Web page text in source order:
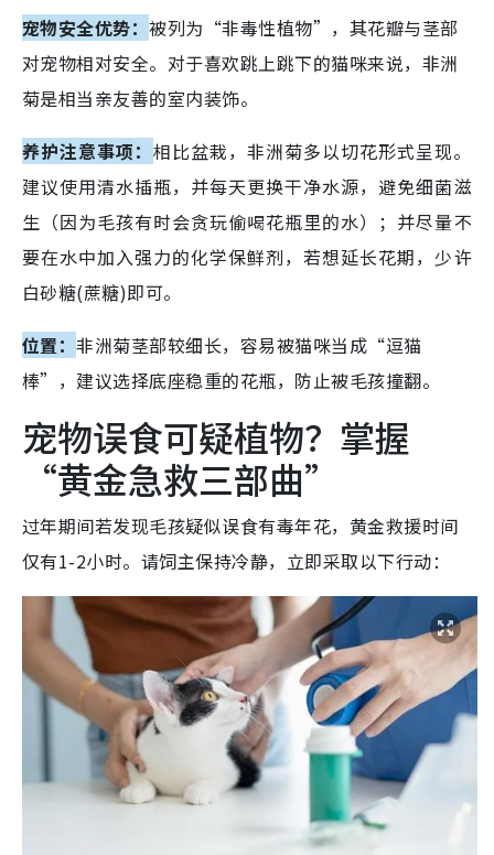
宠物安全优势：被列为“非毒性植物”，其花瓣与茎部
对宠物相对安全。对于喜欢跳上跳下的猫咪来说，非洲
菊是相当亲友善的室内装饰。
养护注意事项：相比盆栽，非洲菊多以切花形式呈现。
建议使用清水插瓶，并每天更换干净水源，避免细菌滋
生（因为毛孩有时会贪玩偷喝花瓶里的水）；并尽量不
要在水中加入强力的化学保鲜剂，若想延长花期，少许
白砂糖(蔗糖)即可。
位置：非洲菊茎部较细长，容易被猫咪当成“逗猫
棒”，建议选择底座稳重的花瓶，防止被毛孩撞翻。
宠物误食可疑植物？掌握
“黄金急救三部曲”
过年期间若发现毛孩疑似误食有毒年花，黄金救援时间
仅有1-2小时。请饲主保持冷静，立即采取以下行动：